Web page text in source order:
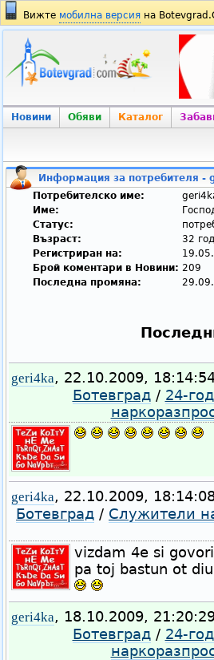
Вижте мобилна версия на
Новини Обяви Каталог
Информация за потребителя -
Потребителско име:
Име:
Статус:
Възраст:
32
Регистриран на:
Брой коментари в Новини: 209
Последна промяна:
geri4ka, 22.10.2009,
Ботевград/ 24-
geri4ka, 22.10.2009,
Ботевград / Служители
vizdam 4e si
pa toj bastun ot
geri4ka, 18.10.2009,
Ботевград/ 24-